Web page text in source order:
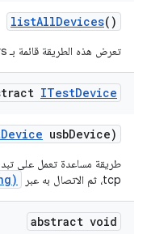
listAllDevices()
تعرض هذه الطريقة قائمة بـ DeviceDescriptors لجميع الأجهزة المعروفة
ITestDevice
Device usbDevice)
tcp، ثم الاتصال به عبر
abstract void